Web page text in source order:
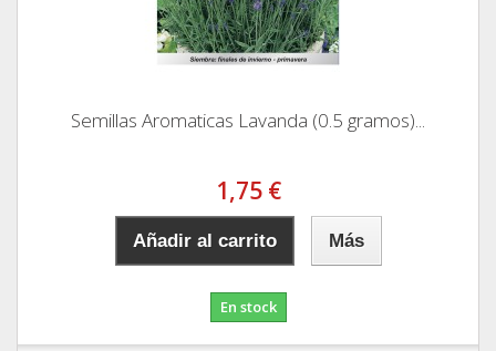
Semillas Aromaticas Lavanda (0.5 gramos)...
1,75 €
Añadir al carrito Más
En stock